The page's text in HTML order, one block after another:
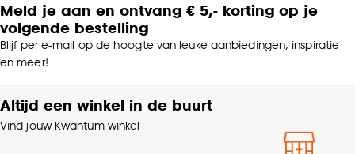
Meld je aan en ontvang € 5,- korting op je
volgende bestelling
Blijf per e-mail op de hoogte van leuke aanbiedingen, inspiratie
en meer!
Altijd een winkel in de buurt
Vind jouw Kwantum winkel